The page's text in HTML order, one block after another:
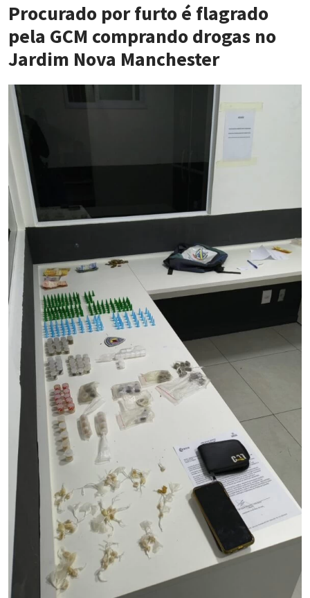
Procurado por furto é flagrado
pela GCM comprando drogas no
Jardim Nova Manchester